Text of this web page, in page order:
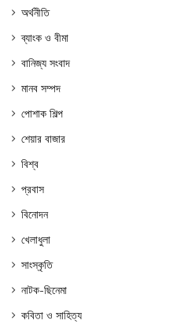
অর্থনীতি
ব্যাংক ও বীমা
বানিজ্য সংবাদ
মানব সম্পদ
পোশাক শিল্প
শেয়ার বাজার
বিশ্ব
প্রবাস
বিনোদন
খেলাধুলা
সাংস্কৃতি
নাটক-ছিনেমা
কবিতা ও সাহিত্য